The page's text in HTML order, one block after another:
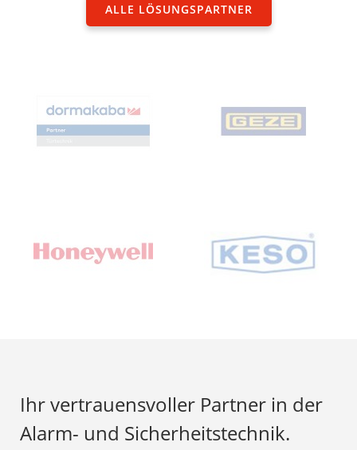
ALLE LÖSUNGSPARTNER
Ihr vertrauensvoller Partner in der
Alarm- und Sicherheitstechnik.